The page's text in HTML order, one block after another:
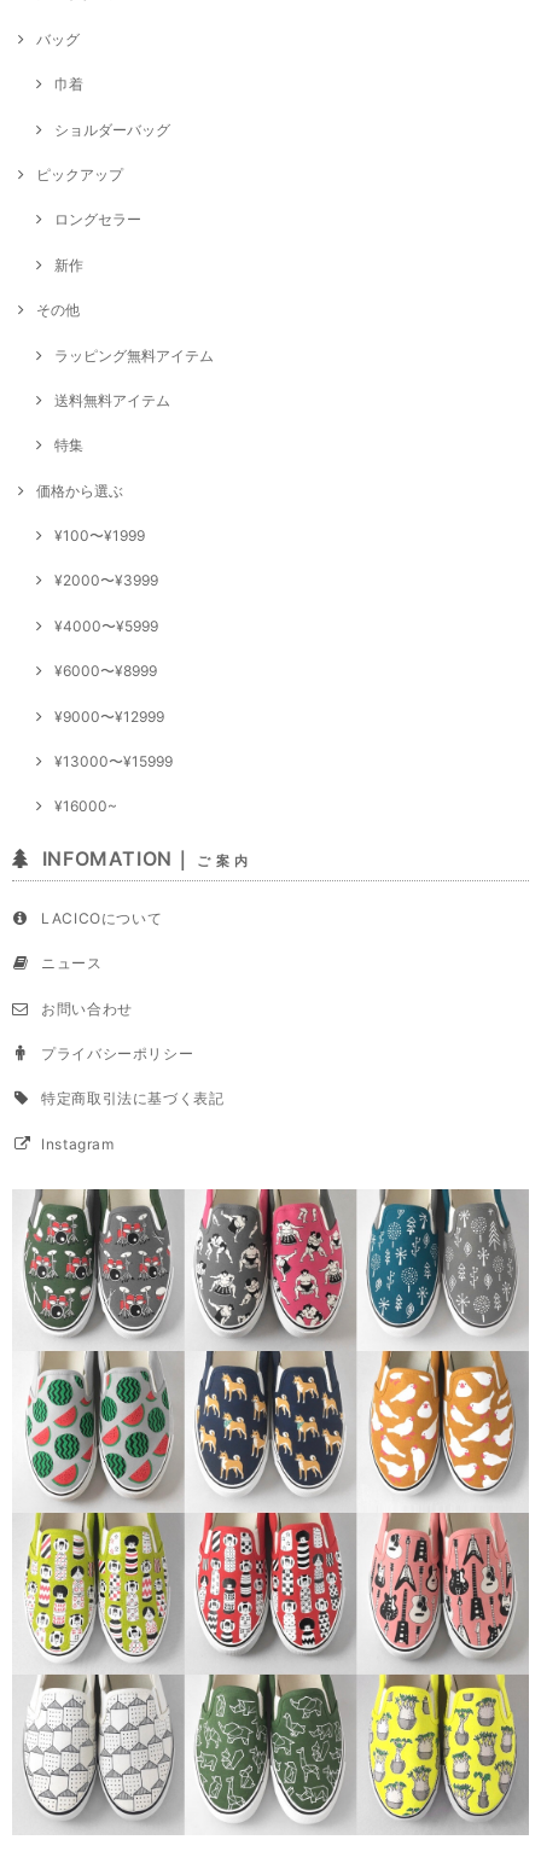
バッグ
巾着
ショルダーバッグ
ピックアップ
ロングセラー
新作
その他
ラッピング無料アイテム
送料無料アイテム
特集
価格から選ぶ
¥100〜¥1999
¥2000〜¥3999
¥4000〜¥5999
¥6000〜¥8999
¥9000〜¥12999
¥13000〜¥15999
¥16000~
INFOMATION｜ ご 案 内
LACICOについて
ニュース
お問い合わせ
プライバシーポリシー
特定商取引法に基づく表記
Instagram